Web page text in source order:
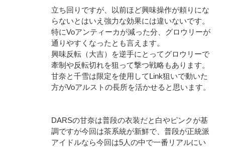
立ち回りですが、以前ほど興味操作が頼りにな
らないとはいえ強力な効果には違いないです。
特にVoアンティーカが減った分、グロウリーが
通りやすくなったとも言えます。
興味反転（大吉）を逆手にとってグロウリーで
牽制や反転切れを狙って撃つ戦略もあります。
甘奈と千雪は限定を使用してLink狙いで動いた
方がVoアルストの長所を活かせると思います。
DARSの甘奈は普段の衣装だと白やピンクが基
調ですが今回は茶系統が新鮮で、普段が正統派
アイドルなら今回は5人の中で一番リアルにい